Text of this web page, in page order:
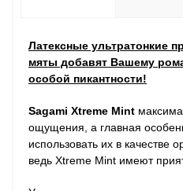
Латексные ультратонкие
мяты добавят Вашему
особой пикантности!
Sagami Xtreme Mint
ощущения, а главная
использовать их в качестве
ведь Xtreme Mint имеют